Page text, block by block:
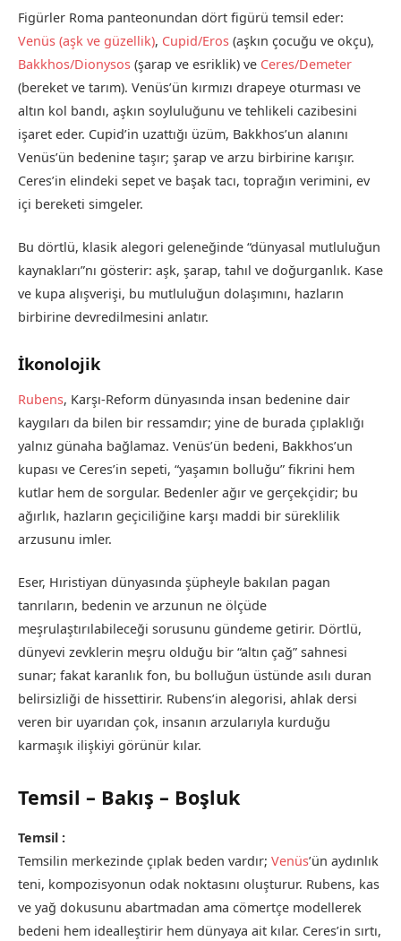
Figürler Roma panteonundan dört figürü temsil eder:
Venüs (aşk ve güzellik), Cupid/Eros (aşkın çocuğu ve okçu),
Bakkhos/Dionysos (şarap ve esriklik) ve Ceres/Demeter
(bereket ve tarım). Venüs’ün kırmızı drapeye oturması ve
altın kol bandı, aşkın soyluluğunu ve tehlikeli cazibesini
işaret eder. Cupid’in uzattığı üzüm, Bakkhos’un alanını
Venüs’ün bedenine taşır; şarap ve arzu birbirine karışır.
Ceres’in elindeki sepet ve başak tacı, toprağın verimini, ev
içi bereketi simgeler.
Bu dörtlü, klasik alegori geleneğinde “dünyasal mutluluğun
kaynakları”nı gösterir: aşk, şarap, tahıl ve doğurganlık. Kase
ve kupa alışverişi, bu mutluluğun dolaşımını, hazların
birbirine devredilmesini anlatır.
İkonolojik
Rubens, Karşı-Reform dünyasında insan bedenine dair
kaygıları da bilen bir ressamdır; yine de burada çıplaklığı
yalnız günaha bağlamaz. Venüs’ün bedeni, Bakkhos’un
kupası ve Ceres’in sepeti, “yaşamın bolluğu” fikrini hem
kutlar hem de sorgular. Bedenler ağır ve gerçekçidir; bu
ağırlık, hazların geçiciliğine karşı maddi bir süreklilik
arzusunu imler.
Eser, Hıristiyan dünyasında şüpheyle bakılan pagan
tanrıların, bedenin ve arzunun ne ölçüde
meşrulaştırılabileceği sorusunu gündeme getirir. Dörtlü,
dünyevi zevklerin meşru olduğu bir “altın çağ” sahnesi
sunar; fakat karanlık fon, bu bolluğun üstünde asılı duran
belirsizliği de hissettirir. Rubens’in alegorisi, ahlak dersi
veren bir uyarıdan çok, insanın arzularıyla kurduğu
karmaşık ilişkiyi görünür kılar.
Temsil – Bakış – Boşluk
Temsil :
Temsilin merkezinde çıplak beden vardır; Venüs’ün aydınlık
teni, kompozisyonun odak noktasını oluşturur. Rubens, kas
ve yağ dokusunu abartmadan ama cömertçe modellerek
bedeni hem idealleştirir hem dünyaya ait kılar. Ceres’in sırtı,